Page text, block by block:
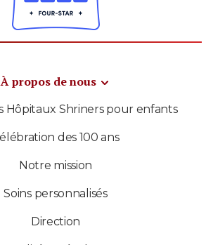
À propos de nous
Hôpitaux Shriners pour enfants
des 100 ans
Notre mission
Soins personnalisés
Direction